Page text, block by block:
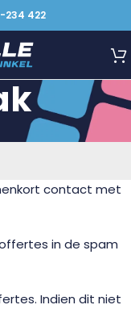
234 422
contact met
in de spam
Indien dit niet